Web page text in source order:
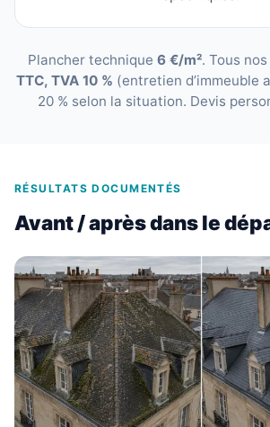
Plancher technique 6 €/m². Tous
TTC, TVA 10 % (entretien d’immeuble
20 % selon la situation. Devis
RÉSULTATS DOCUMENTÉS
Avant / après dans le